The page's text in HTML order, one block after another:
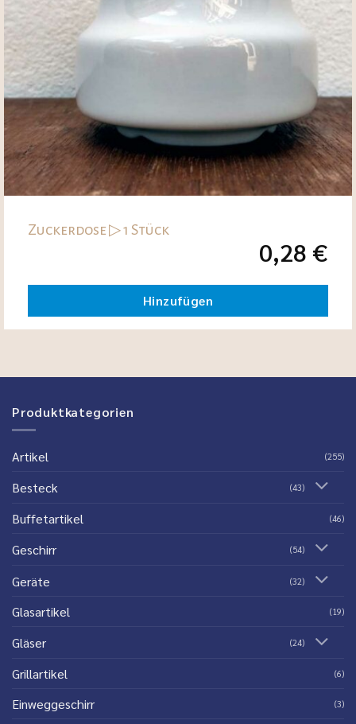
Zuckerdose ▷ 1 Stück
0,28 €
Hinzufügen
Produktkategorien
Artikel (255)
Besteck (43)
Buffetartikel (46)
Geschirr (54)
Geräte (32)
Glasartikel (19)
Gläser (24)
Grillartikel (6)
Einweggeschirr (3)